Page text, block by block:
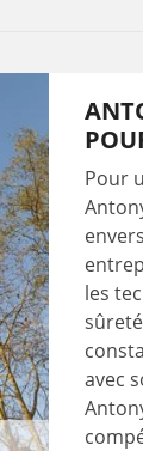
Pour
les
avec